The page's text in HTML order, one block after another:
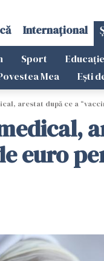
Internațional
Sport Educație
Mea
Ești
arestat după ce a
euro